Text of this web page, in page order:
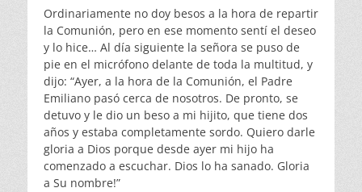
Ordinariamente no doy besos a la hora de repartir
la Comunión, pero en ese momento sentí el deseo
y lo hice… Al día siguiente la señora se puso de
pie en el micrófono delante de toda la multitud, y
dijo: “Ayer, a la hora de la Comunión, el Padre
Emiliano pasó cerca de nosotros. De pronto, se
detuvo y le dio un beso a mi hijito, que tiene dos
años y estaba completamente sordo. Quiero darle
gloria a Dios porque desde ayer mi hijo ha
comenzado a escuchar. Dios lo ha sanado. Gloria
a Su nombre!”